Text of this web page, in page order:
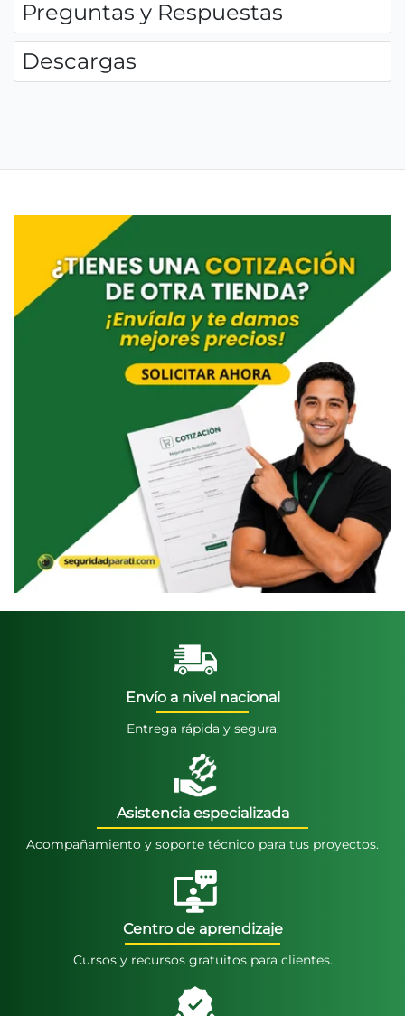
Preguntas y Respuestas
Descargas
Envío a nivel nacional
Entrega rápida y segura.
Asistencia especializada
Acompañamiento y soporte técnico para tus proyectos.
Centro de aprendizaje
Cursos y recursos gratuitos para clientes.